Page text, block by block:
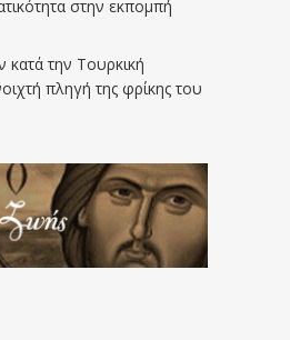
στην εκπομπή
κατά την Τουρκική
πληγή της φρίκης του